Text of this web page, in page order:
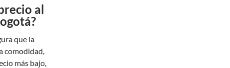
al
que la
comodidad,
más bajo,